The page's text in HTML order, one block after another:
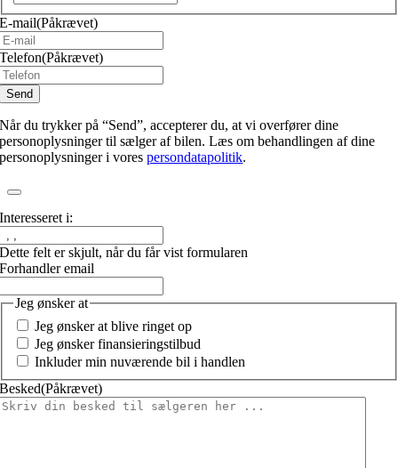
E-mail(Påkrævet)
Telefon(Påkrævet)
Når du trykker på “Send”, accepterer du, at vi overfører dine
personoplysninger til sælger af bilen. Læs om behandlingen af dine
personoplysninger i vorespersondatapolitik.
Interesseret i:
Dette felt er skjult, når du får vist formularen
Forhandler email
Jeg ønsker at
Jeg ønsker at blive ringet op
Jeg ønsker finansieringstilbud
Inkluder min nuværende bil i handlen
Besked(Påkrævet)